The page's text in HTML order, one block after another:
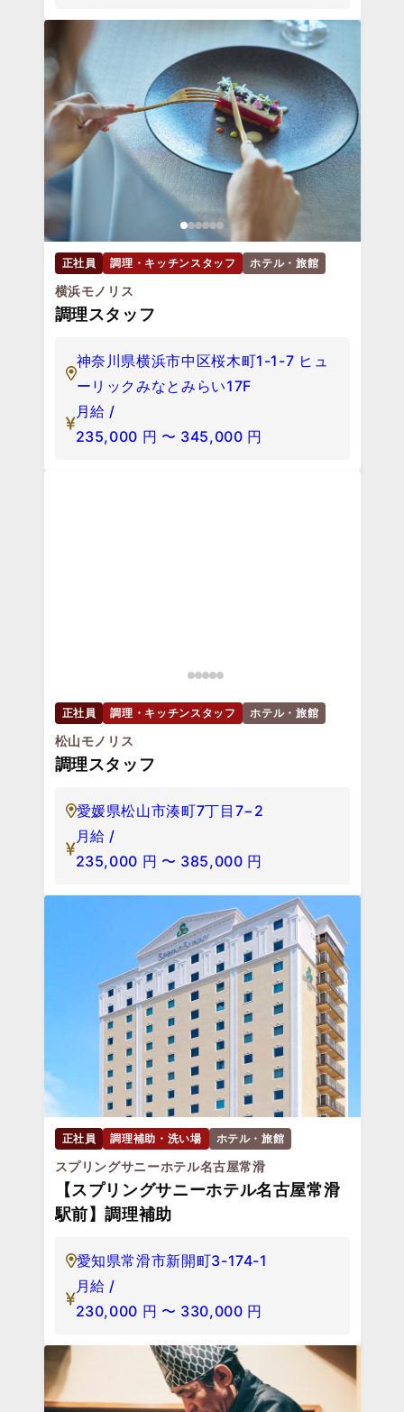
正社員 調理・キッチンスタッフ ホテル・旅館
横浜モノリス
調理スタッフ
神奈川県横浜市中区桜木町1-1-7 ヒュ
ーリックみなとみらい17F
月給 /
235,000 円 〜 345,000 円
正社員 調理・キッチンスタッフ ホテル・旅館
松山モノリス
調理スタッフ
愛媛県松山市湊町7丁目7−2
月給 /
235,000 円 〜 385,000 円
正社員 調理補助・洗い場 ホテル・旅館
スプリングサニーホテル名古屋常滑
【スプリングサニーホテル名古屋常滑
駅前】調理補助
愛知県常滑市新開町3-174-1
月給 /
230,000 円 〜 330,000 円